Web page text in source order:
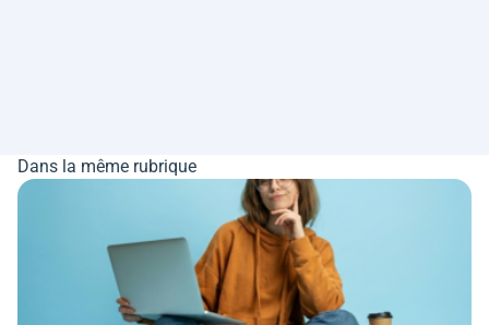
Dans la même rubrique